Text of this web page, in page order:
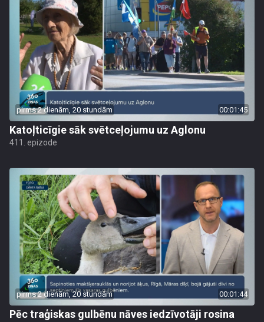
pirms 2 dienām, 20 stundām 00:01:45
Katoļticīgie sāk svētceļojumu uz Aglonu
411. epizode
pirms 2 dienām, 20 stundām 00:01:44
Pēc traģiskas gulbēnu nāves iedzīvotāji rosina